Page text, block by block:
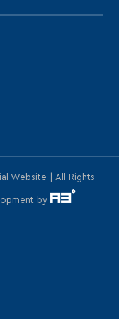
Website | All Rights
by